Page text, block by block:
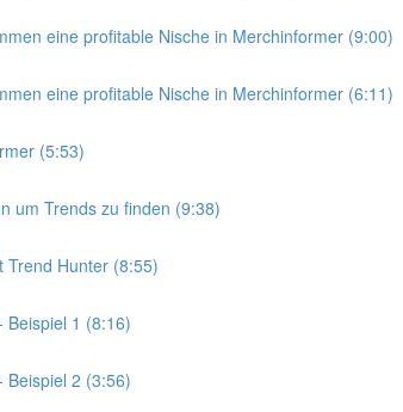
eine profitable Nische in Merchinformer (9:00)
eine profitable Nische in Merchinformer (6:11)
(5:53)
um Trends zu finden (9:38)
Trend Hunter (8:55)
Beispiel 1 (8:16)
Beispiel 2 (3:56)